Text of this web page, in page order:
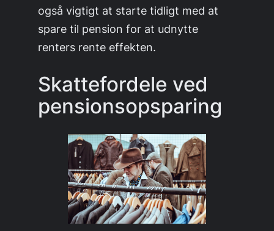
også vigtigt at starte tidligt med at
spare til pension for at udnytte
renters rente effekten.
Skattefordele ved
pensionsopsparing